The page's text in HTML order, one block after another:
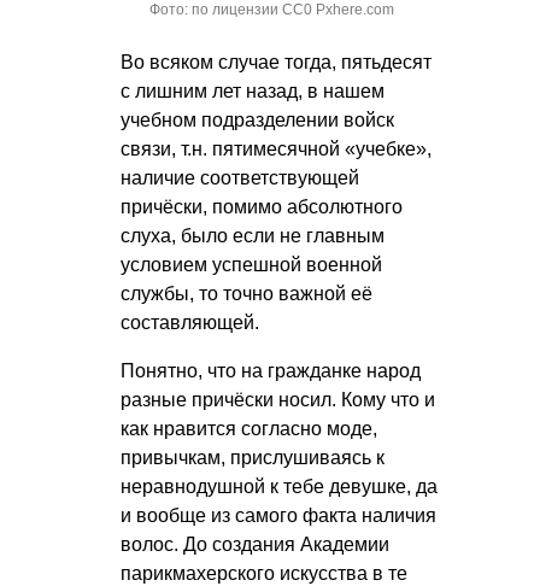
Фото: по лицензии CC0 Pxhere.com
Во всяком случае тогда, пятьдесят
с лишним лет назад, в нашем
учебном подразделении войск
связи, т.н. пятимесячной «учебке»,
наличие соответствующей
причёски, помимо абсолютного
слуха, было если не главным
условием успешной военной
службы, то точно важной её
составляющей.
Понятно, что на гражданке народ
разные причёски носил. Кому что и
как нравится согласно моде,
привычкам, прислушиваясь к
неравнодушной к тебе девушке, да
и вообще из самого факта наличия
волос. До создания Академии
парикмахерского искусства в те